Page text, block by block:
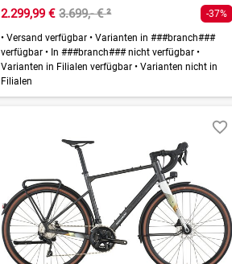
2.299,99 € 3.699,- €² -37%
• Versand verfügbar• Varianten in ###branch###
verfügbar• In ###branch### nicht verfügbar•
Varianten in Filialen verfügbar• Varianten nicht in
Filialen